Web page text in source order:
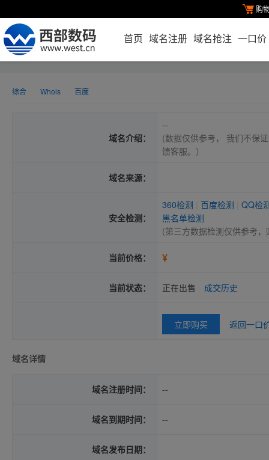
购
首页 域名注册 域名抢注 一口价
综合 Whois 百度
域名介绍：
--
(数据仅供参考， 我们不保
馈客服。）
域名来源：
安全检测：
360检测 百度检测
QQ检
黑名单检测
(第三方数据检测仅供参考
当前价格： ¥
当前状态： 正在出售 成交历史
立即购买 返回一口
域名详情
域名注册时间： --
域名到期时间： --
域名发布日期：